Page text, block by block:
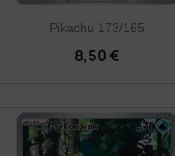
Pikachu 173/165
8,50 €